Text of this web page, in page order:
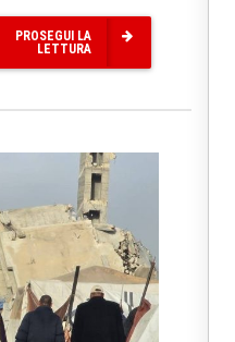
PROSEGUI LA
LETTURA